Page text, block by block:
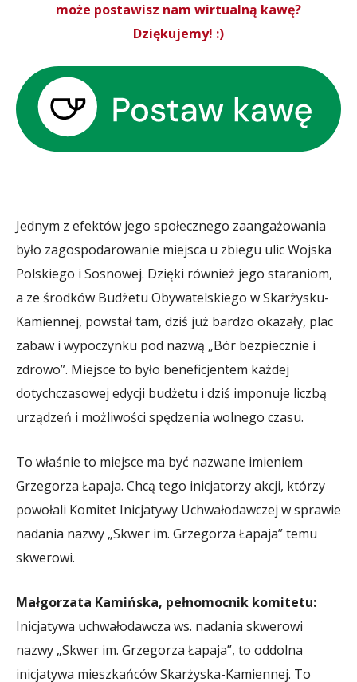
może postawisz nam wirtualną kawę?
Dziękujemy! :)
Jednym z efektów jego społecznego zaangażowania
było zagospodarowanie miejsca u zbiegu ulic Wojska
Polskiego i Sosnowej. Dzięki również jego staraniom,
a ze środków Budżetu Obywatelskiego w Skarżysku-
Kamiennej, powstał tam, dziś już bardzo okazały, plac
zabaw i wypoczynku pod nazwą „Bór bezpiecznie i
zdrowo”. Miejsce to było beneficjentem każdej
dotychczasowej edycji budżetu i dziś imponuje liczbą
urządzeń i możliwości spędzenia wolnego czasu.
To właśnie to miejsce ma być nazwane imieniem
Grzegorza Łapaja. Chcą tego inicjatorzy akcji, którzy
powołali Komitet Inicjatywy Uchwałodawczej w sprawie
nadania nazwy „Skwer im. Grzegorza Łapaja” temu
skwerowi.
Małgorzata Kamińska, pełnomocnik komitetu:
Inicjatywa uchwałodawcza ws. nadania skwerowi
nazwy „Skwer im. Grzegorza Łapaja”, to oddolna
inicjatywa mieszkańców Skarżyska-Kamiennej. To